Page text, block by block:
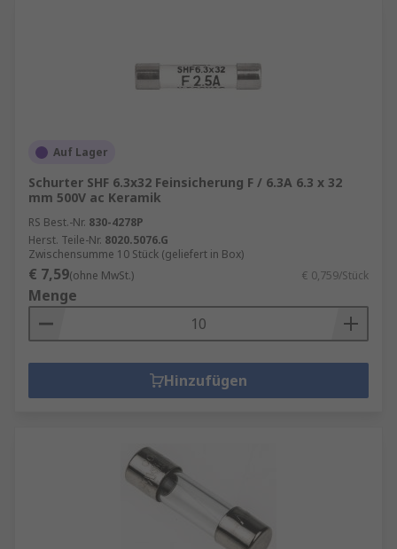
Auf Lager
Schurter SHF 6.3x32 Feinsicherung F / 6.3A 6.3 x 32
mm 500V ac Keramik
RS Best.-Nr. 830-4278P
Herst. Teile-Nr. 8020.5076.G
Zwischensumme 10 Stück (geliefert in Box)
€ 7,59(ohne MwSt.) € 0,759/Stück
Menge
Hinzufügen